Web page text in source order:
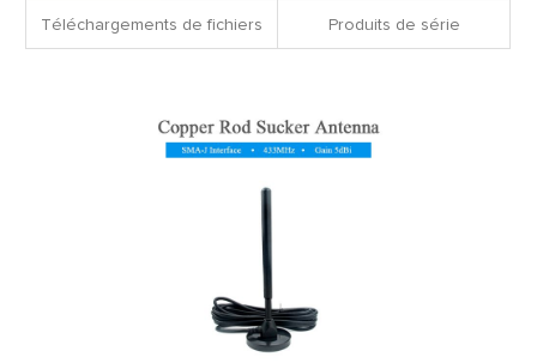
Téléchargements de fichiers Produits de série